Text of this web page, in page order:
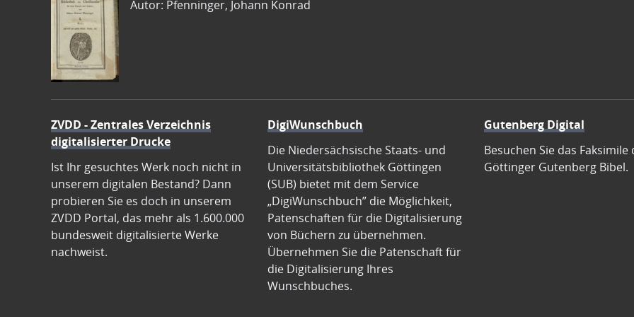
Autor: Pfenninger, Johann Konrad
ZVDD - Zentrales Verzeichnis
digitalisierter Drucke
Ist Ihr gesuchtes Werk noch nicht in
unserem digitalen Bestand? Dann
probieren Sie es doch in unserem
ZVDD Portal, das mehr als 1.600.000
bundesweit digitalisierte Werke
nachweist.
DigiWunschbuch
Die Niedersächsische Staats- und
Universitätsbibliothek Göttingen
(SUB) bietet mit dem Service
„DigiWunschbuch” die Möglichkeit,
Patenschaften für die Digitalisierung
von Büchern zu übernehmen.
Übernehmen Sie die Patenschaft für
die Digitalisierung Ihres
Wunschbuches.
Gutenberg Digital
Besuchen Sie das Faksimile
Göttinger Gutenberg Bibel.